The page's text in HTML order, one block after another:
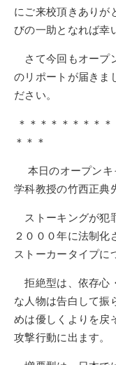
にご来校頂きありが
びの一助となれば幸
さて今回もオープ
のリポートが届きま
ださい。
＊＊＊＊＊＊＊＊
＊＊＊
本日のオープンキ
学科教授の竹西正典
ストーキングが犯
２０００年に法制化
ストーカータイプに
拒絶型は、依存心
な人物は告白して振
めは優しくよりを戻
攻撃行動に出ます。